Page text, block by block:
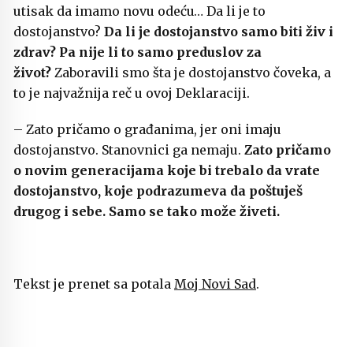
utisak da imamo novu odeću… Da li je to
dostojanstvo? Da li je dostojanstvo samo biti živ i
zdrav? Pa nije li to samo preduslov za
život? Zaboravili smo šta je dostojanstvo čoveka, a
to je najvažnija reč u ovoj Deklaraciji.
– Zato pričamo o građanima, jer oni imaju
dostojanstvo. Stanovnici ga nemaju. Zato pričamo
o novim generacijama koje bi trebalo da vrate
dostojanstvo, koje podrazumeva da poštuješ
drugog i sebe. Samo se tako može živeti.
Tekst je prenet sa potala Moj Novi Sad.